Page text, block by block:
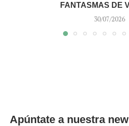
FANTASMAS DE
30/07/2026
Apúntate a nuestra